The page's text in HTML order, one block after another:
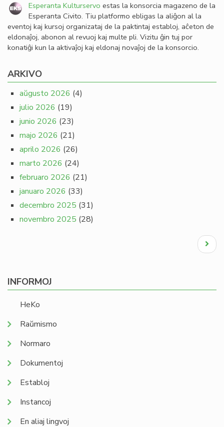
Esperanta Kulturservo estas la konsorcia magazeno de la
Esperanta Civito. Tiu platformo ebligas la aliĝon al la
eventoj kaj kursoj organizataj de la paktintaj establoj, aĉeton de
eldonaĵoj, abonon al revuoj kaj multe pli. Vizitu ĝin tuj por
konatiĝi kun la aktivaĵoj kaj eldonaj novaĵoj de la konsorcio.
ARKIVO
aŭgusto 2026 (4)
julio 2026 (19)
junio 2026 (23)
majo 2026 (21)
aprilo 2026 (26)
marto 2026 (24)
februaro 2026 (21)
januaro 2026 (33)
decembro 2025 (31)
novembro 2025 (28)
Next
page
INFORMOJ
HeKo
Raŭmismo
Normaro
Dokumentoj
Establoj
Instancoj
En aliaj lingvoj